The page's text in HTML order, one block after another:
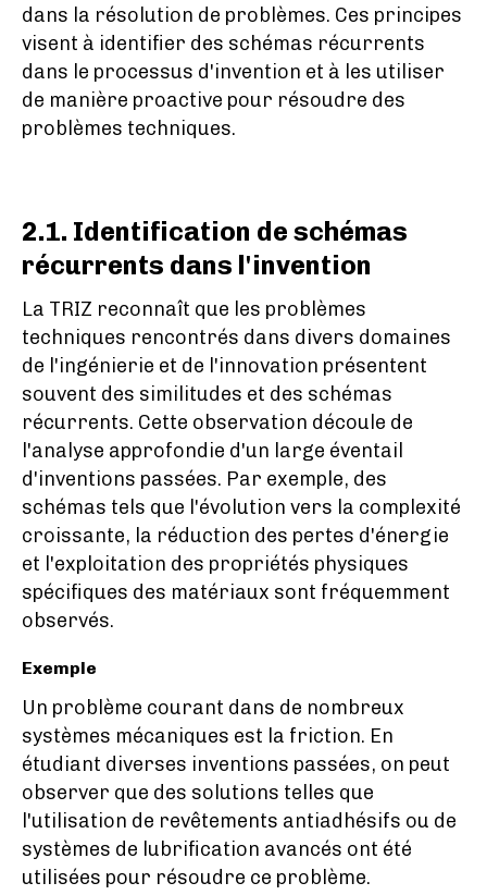
dans la résolution de problèmes. Ces principes
visent à identifier des schémas récurrents
dans le processus d'invention et à les utiliser
de manière proactive pour résoudre des
problèmes techniques.
2.1. Identification de schémas
récurrents dans l'invention
La TRIZ reconnaît que les problèmes
techniques rencontrés dans divers domaines
de l'ingénierie et de l'innovation présentent
souvent des similitudes et des schémas
récurrents. Cette observation découle de
l'analyse approfondie d'un large éventail
d'inventions passées. Par exemple, des
schémas tels que l'évolution vers la complexité
croissante, la réduction des pertes d'énergie
et l'exploitation des propriétés physiques
spécifiques des matériaux sont fréquemment
observés.
Exemple
Un problème courant dans de nombreux
systèmes mécaniques est la friction. En
étudiant diverses inventions passées, on peut
observer que des solutions telles que
l'utilisation de revêtements antiadhésifs ou de
systèmes de lubrification avancés ont été
utilisées pour résoudre ce problème.